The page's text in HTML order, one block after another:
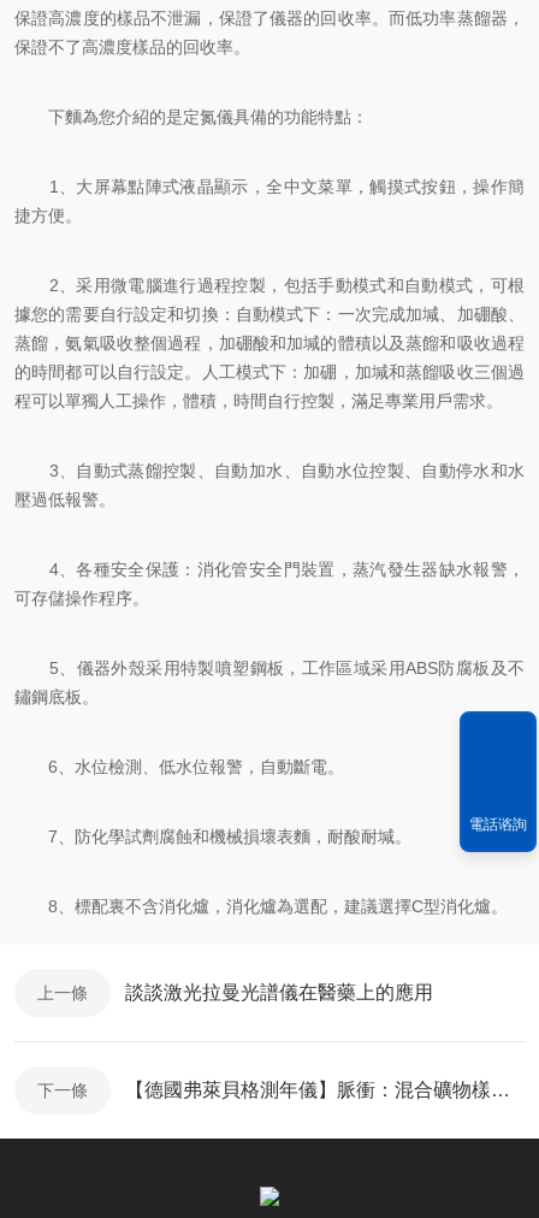
保證高濃度的樣品不泄漏，保證了儀器的回收率。而低功率蒸餾器，
保證不了高濃度樣品的回收率。
下麵為您介紹的是定氮儀具備的功能特點：
1、大屏幕點陣式液晶顯示，全中文菜單，觸摸式按鈕，操作簡
捷方便。
2、采用微電腦進行過程控製，包括手動模式和自動模式，可根
據您的需要自行設定和切換：自動模式下：一次完成加堿、加硼酸、
蒸餾，氨氣吸收整個過程，加硼酸和加堿的體積以及蒸餾和吸收過程
的時間都可以自行設定。人工模式下：加硼，加堿和蒸餾吸收三個過
程可以單獨人工操作，體積，時間自行控製，滿足專業用戶需求。
3、自動式蒸餾控製、自動加水、自動水位控製、自動停水和水
壓過低報警。
4、各種安全保護：消化管安全門裝置，蒸汽發生器缺水報警，
可存儲操作程序。
5、儀器外殼采用特製噴塑鋼板，工作區域采用ABS防腐板及不
鏽鋼底板。
6、水位檢測、低水位報警，自動斷電。
7、防化學試劑腐蝕和機械損壞表麵，耐酸耐堿。
8、標配裏不含消化爐，消化爐為選配，建議選擇C型消化爐。
上一條 談談激光拉曼光譜儀在醫藥上的應用
下一條 【德國弗萊貝格測年儀】脈衝：混合礦物樣品測年
電話谘詢